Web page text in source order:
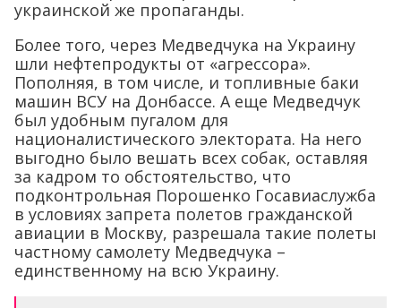
украинской же пропаганды.
Более того, через Медведчука на Украину
шли нефтепродукты от «агрессора».
Пополняя, в том числе, и топливные баки
машин ВСУ на Донбассе. А еще Медведчук
был удобным пугалом для
националистического электората. На него
выгодно было вешать всех собак, оставляя
за кадром то обстоятельство, что
подконтрольная Порошенко Госавиаслужба
в условиях запрета полетов гражданской
авиации в Москву, разрешала такие полеты
частному самолету Медведчука –
единственному на всю Украину.